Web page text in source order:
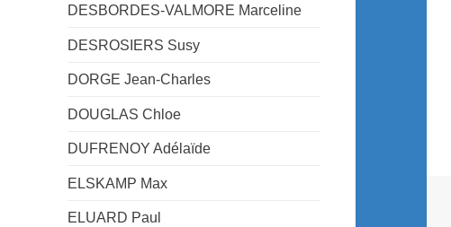
DESBORDES-VALMORE Marceline
DESROSIERS Susy
DORGE Jean-Charles
DOUGLAS Chloe
DUFRENOY Adélaïde
ELSKAMP Max
ELUARD Paul